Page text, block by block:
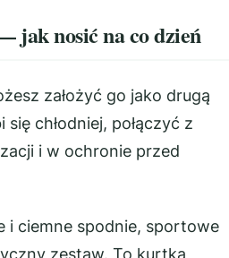
jak nosić na co dzień
założyć go jako drugą
chłodniej, połączyć z
i w ochronie przed
i ciemne spodnie, sportowe
zestaw. To kurtka,